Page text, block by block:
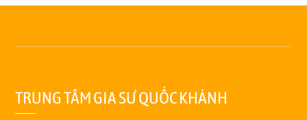
TRUNG TÂM GIA SƯ QUỐC KHÁNH